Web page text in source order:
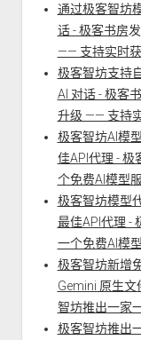
通过极客智坊
话 - 极客书房
—— 支持实时
极客智坊支持
AI 对话 - 极客
升级 —— 支持
极客智坊AI模
佳API代理 - 极
个免费AI模型
极客智坊模型
最佳API代理 -
一个免费AI模
极客智坊新增
Gemini 原生
智坊推出一家
极客智坊推出